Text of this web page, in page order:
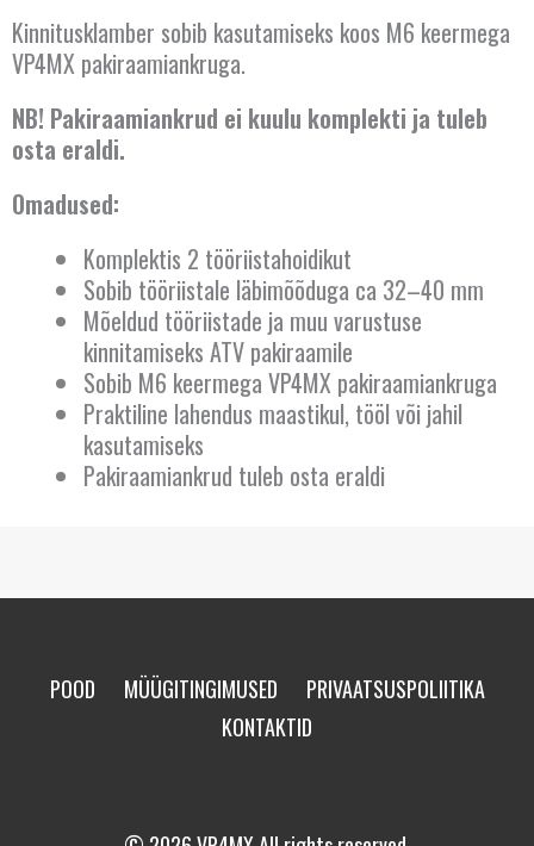
Kinnitusklamber sobib kasutamiseks koos M6 keermega
VP4MX pakiraamiankruga.
NB! Pakiraamiankrud ei kuulu komplekti ja tuleb
osta eraldi.
Omadused:
Komplektis 2 tööriistahoidikut
Sobib tööriistale läbimõõduga ca 32–40 mm
Mõeldud tööriistade ja muu varustuse
kinnitamiseks ATV pakiraamile
Sobib M6 keermega VP4MX pakiraamiankruga
Praktiline lahendus maastikul, tööl või jahil
kasutamiseks
Pakiraamiankrud tuleb osta eraldi
POOD MÜÜGITINGIMUSED
PRIVAATSUSPOLIITIKA
KONTAKTID